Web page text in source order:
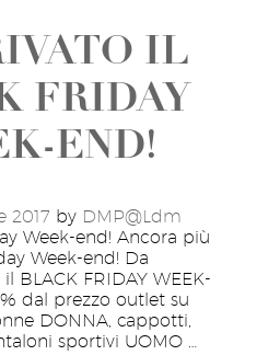
IL
FRIDAY
END!
2017 by DMP@Ldm
Week-end! Ancora più
Week-end! Da
BLACK FRIDAY WEEK-
dal prezzo outlet su
DONNA, cappotti,
sportivi UOMO …